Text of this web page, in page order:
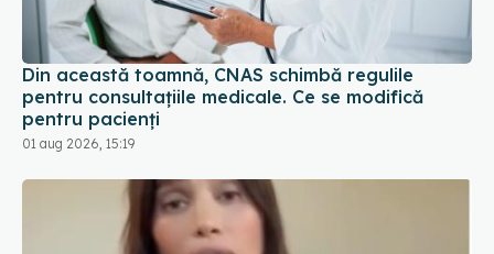
Din această toamnă, CNAS schimbă regulile
pentru consultațiile medicale. Ce se modifică
pentru pacienți
01 aug 2026, 15:19